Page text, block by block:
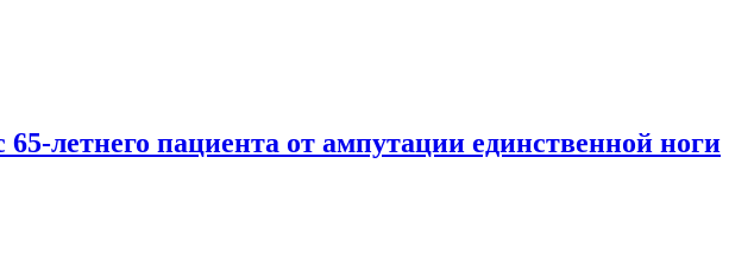
65-летнего пациента от ампутации единственной ноги